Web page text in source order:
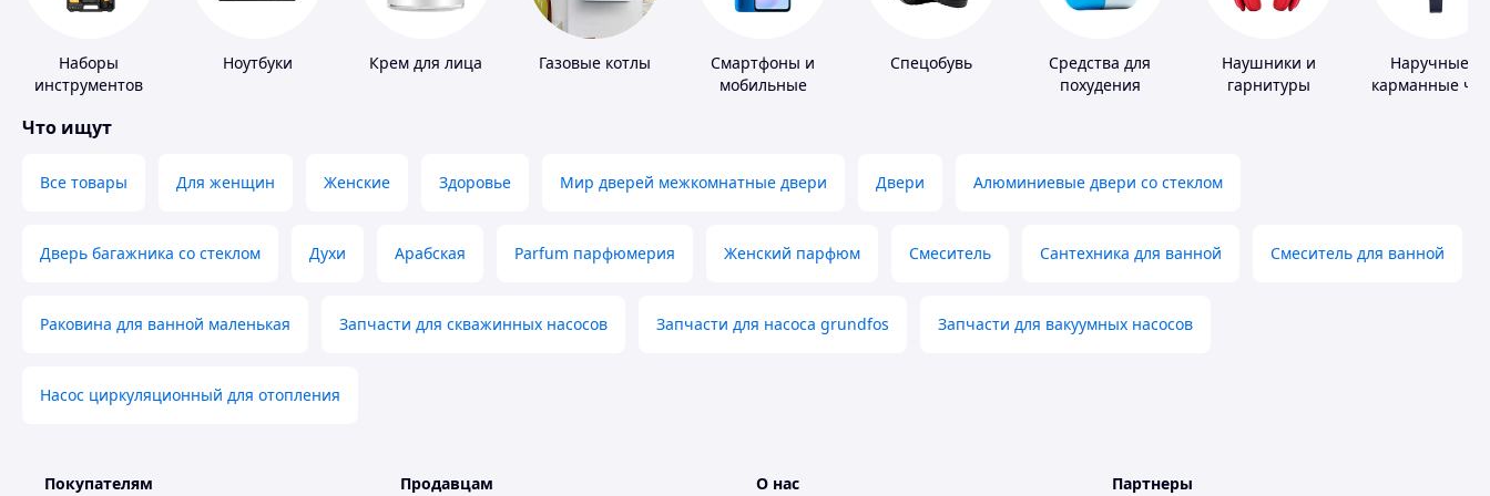
Наборы
инструментов
Ноутбуки Крем для лица Газовые котлы
Смартфоны и
мобильные
Спецобувь
Средства для
похудения
Наушники и
гарнитуры
Наручные и
карманные
Что ищут
Все товары Для женщин Женские Здоровье Мир дверей межкомнатные двери Двери Алюминиевые двери со стеклом
Дверь багажника со стеклом Духи Арабская Parfum парфюмерия Женский парфюм Смеситель Сантехника для ванной Смеситель для ванной
Раковина для ванной маленькая Запчасти для скважинных насосов Запчасти для насоса grundfos Запчасти для вакуумных насосов
Насос циркуляционный для отопления
Покупателям Продавцам О нас Партнеры